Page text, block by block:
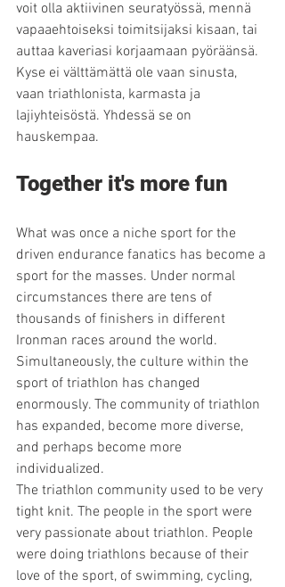
voit olla aktiivinen seuratyössä, mennä
vapaaehtoiseksi toimitsijaksi kisaan, tai
auttaa kaveriasi korjaamaan pyöräänsä.
Kyse ei välttämättä ole vaan sinusta,
vaan triathlonista, karmasta ja
lajiyhteisöstä. Yhdessä se on
hauskempaa.
Together it's more fun
What was once a niche sport for the
driven endurance fanatics has become a
sport for the masses. Under normal
circumstances there are tens of
thousands of finishers in different
Ironman races around the world.
Simultaneously, the culture within the
sport of triathlon has changed
enormously. The community of triathlon
has expanded, become more diverse,
and perhaps become more
individualized.
The triathlon community used to be very
tight knit. The people in the sport were
very passionate about triathlon. People
were doing triathlons because of their
love of the sport, of swimming, cycling,